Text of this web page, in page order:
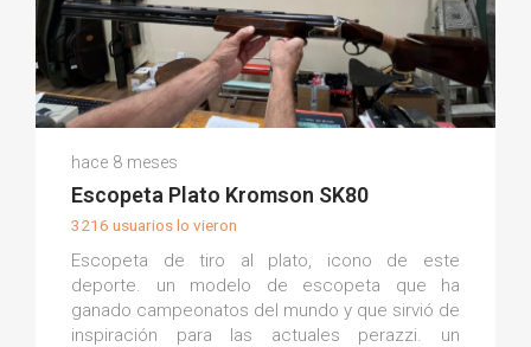
(0)
hace 8 meses
Escopeta Plato Kromson SK80
3216 usuarios lo vieron
Escopeta de tiro al plato, icono de este
deporte. un modelo de escopeta que ha
ganado campeonatos del mundo y que sirvió de
inspiración para las actuales perazzi. un